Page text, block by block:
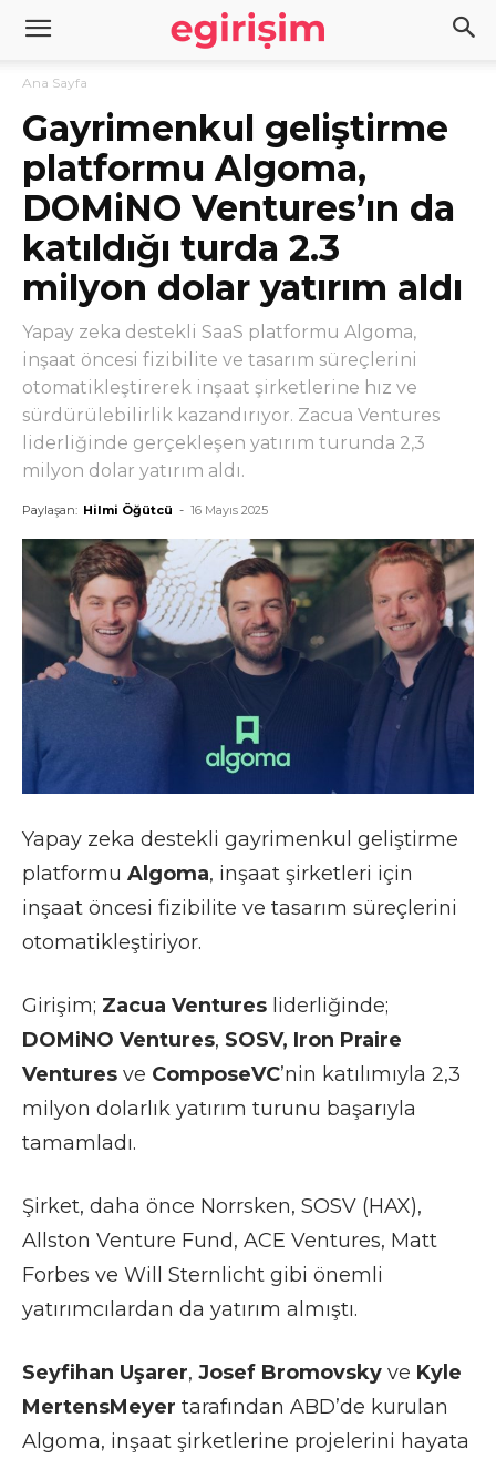
Ana Sayfa
Gayrimenkul geliştirme
platformu Algoma,
DOMiNO Ventures’ın da
katıldığı turda 2.3
milyon dolar yatırım aldı
Yapay zeka destekli SaaS platformu Algoma,
inşaat öncesi fizibilite ve tasarım süreçlerini
otomatikleştirerek inşaat şirketlerine hız ve
sürdürülebilirlik kazandırıyor. Zacua Ventures
liderliğinde gerçekleşen yatırım turunda 2,3
milyon dolar yatırım aldı.
Paylaşan: Hilmi Öğütcü - 16 Mayıs 2025
Yapay zeka destekli gayrimenkul geliştirme
platformu Algoma, inşaat şirketleri için
inşaat öncesi fizibilite ve tasarım süreçlerini
otomatikleştiriyor.
Girişim; Zacua Ventures liderliğinde;
DOMiNO Ventures, SOSV, Iron Praire
Ventures ve ComposeVC’nin katılımıyla 2,3
milyon dolarlık yatırım turunu başarıyla
tamamladı.
Şirket, daha önce Norrsken, SOSV (HAX),
Allston Venture Fund, ACE Ventures, Matt
Forbes ve Will Sternlicht gibi önemli
yatırımcılardan da yatırım almıştı.
Seyfihan Uşarer, Josef Bromovsky ve Kyle
MertensMeyer tarafından ABD’de kurulan
Algoma, inşaat şirketlerine projelerini hayata